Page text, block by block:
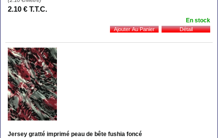
2.10 € T.T.C.
En stock
Jersey gratté imprimé peau de bête fushia foncé